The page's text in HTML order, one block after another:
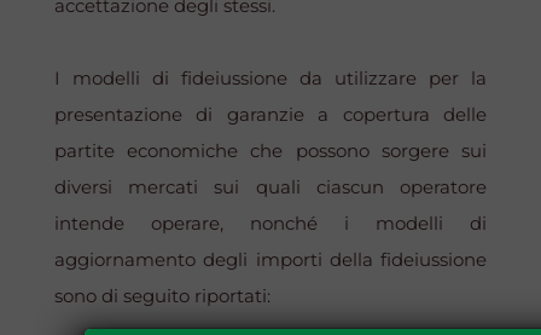
accettazione degli stessi.
I modelli di fideiussione da utilizzare per la
presentazione di garanzie a copertura delle
partite economiche che possono sorgere sui
diversi mercati sui quali ciascun operatore
intende operare, nonché i modelli di
aggiornamento degli importi della fideiussione
sono di seguito riportati: